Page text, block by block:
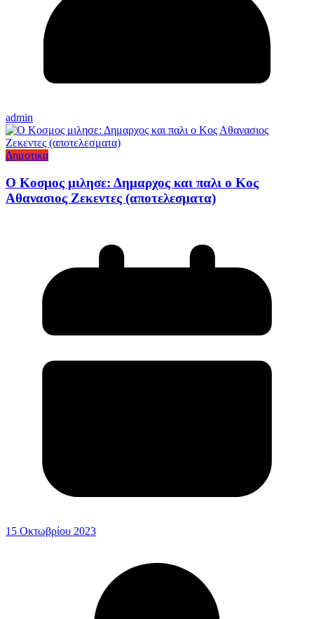
admin
Δημοτικα
Ο Κοσμος μιλησε: Δημαρχος και παλι ο Κος
Αθανασιος Ζεκεντες (αποτελεσματα)
15 Οκτωβρίου 2023